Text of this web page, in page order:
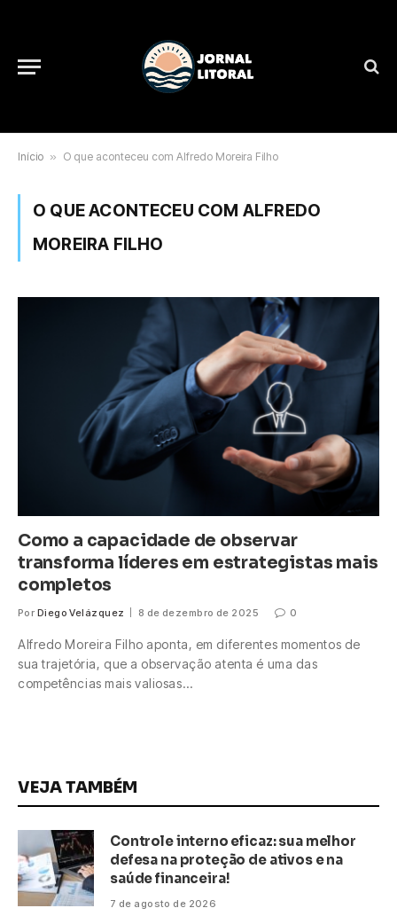
Início » O que aconteceu com Alfredo Moreira Filho
O QUE ACONTECEU COM ALFREDO
MOREIRA FILHO
Como a capacidade de observar
transforma líderes em estrategistas mais
completos
Por Diego Velázquez 8 de dezembro de 2025 0
Alfredo Moreira Filho aponta, em diferentes momentos de
sua trajetória, que a observação atenta é uma das
competências mais valiosas…
VEJA TAMBÉM
Controle interno eficaz: sua melhor
defesa na proteção de ativos e na
saúde financeira!
7 de agosto de 2026